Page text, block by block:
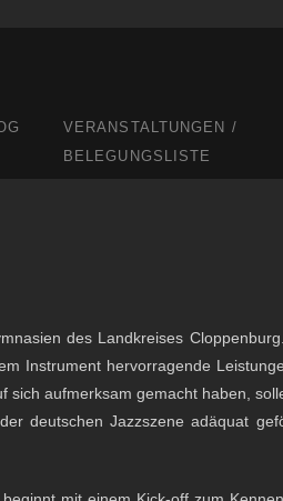
VERANSTALTUNGEN /
BELEGUNGSLISTE
des Landkreises
Instrument hervorragende
aufmerksam gemacht haben,
deutschen Jazzszene adäquat